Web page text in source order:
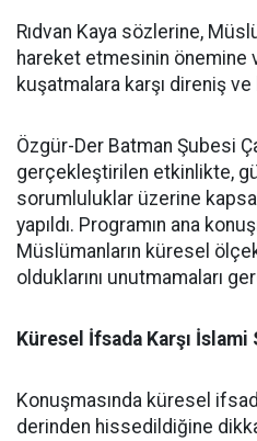
Rıdvan Kaya sözlerine,
hareket etmesinin önemine
kuşatmalara karşı direniş
Özgür-Der Batman Şubesi
gerçekleştirilen etkinlikte,
sorumluluklar üzerine
yapıldı. Programın ana
Müslümanların küresel
olduklarını unutmamaları
Küresel İfsada Karşı
Konuşmasında küresel
derinden hissedildiğine